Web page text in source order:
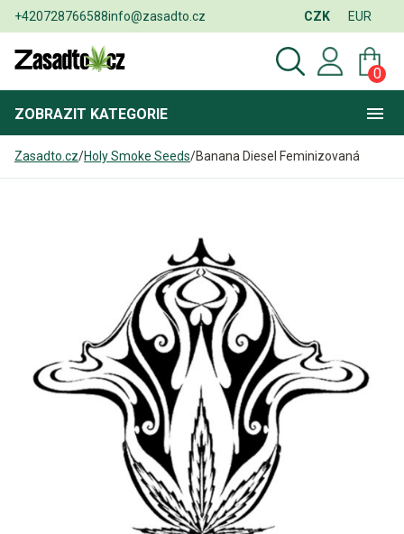
+420728766588info@zasadto.cz CZK EUR
0
ZOBRAZIT KATEGORIE
Zasadto.cz/Holy Smoke Seeds/Banana Diesel Feminizovaná